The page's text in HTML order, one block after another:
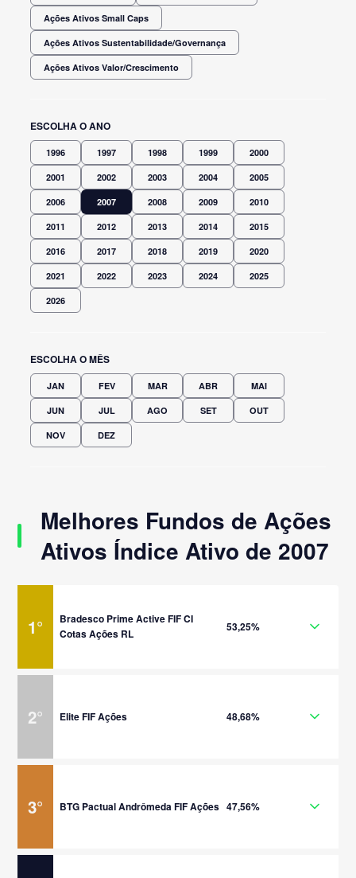
Ações Ativos Small Caps
Ações Ativos Sustentabilidade/Governança
Ações Ativos Valor/Crescimento
ESCOLHA O ANO
1996 1997 1998 1999 2000
2001 2002 2003 2004 2005
2006 2007 2008 2009 2010
2011 2012 2013 2014 2015
2016 2017 2018 2019 2020
2021 2022 2023 2024 2025
2026
ESCOLHA O MÊS
JAN FEV MAR ABR MAI
JUN JUL AGO SET OUT
NOV DEZ
Melhores Fundos de Ações
Ativos Índice Ativo de 2007
1°
Bradesco Prime Active FIF CI
Cotas Ações RL
53,25%
2° Elite FIF Ações 48,68%
3° BTG Pactual Andrômeda FIF Ações 47,56%